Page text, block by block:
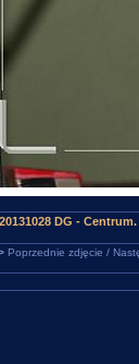
20131028 DG -
Poprzednie zdjęcie /